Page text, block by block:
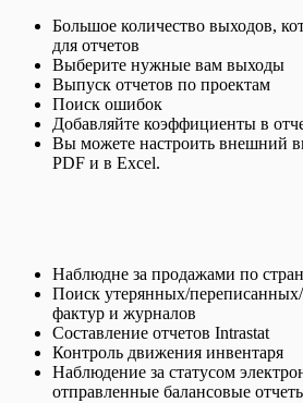
Большое количество выходов,
для отчетов
Выберите нужные вам выходы
Выпуск отчетов по проектам
Поиск ошибок
Добавляйте коэффициенты в
Вы можете настроить внешний
PDF и в Excel.
Наблюдне за продажами по
Поиск утерянных/
фактур и журналов
Составление отчетов Intrastat
Контроль движения инвентаря
Наблюдение за статусом
отправленные балансовые